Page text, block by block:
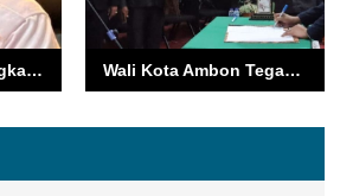
Dishub Ambon Bongkar Status Parkir Mardika Bukan Kewenangan Pemkot Wali Kota Ambon Tegas: ASN Jangan Mengeluh, Adaptasi Kebijakan Itu Wajib!